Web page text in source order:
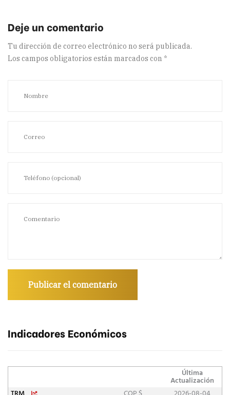
Tu dirección de correo electrónico no será publicada.
Los campos obligatorios están marcados con *
Indicadores Económicos